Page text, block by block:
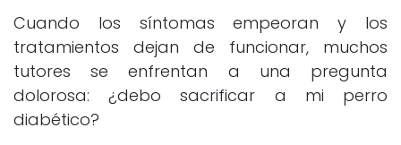
Cuando los síntomas empeoran y los
tratamientos dejan de funcionar, muchos
tutores se enfrentan a una pregunta
dolorosa: ¿debo sacrificar a mi perro
diabético?